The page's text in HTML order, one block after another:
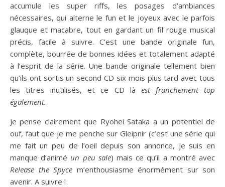
accumule les super riffs, les posages d’ambiances
nécessaires, qui alterne le fun et le joyeux avec le parfois
glauque et macabre, tout en gardant un fil rouge musical
précis, facile à suivre. C’est une bande originale fun,
complète, bourrée de bonnes idées et totalement adapté
à l’esprit de la série. Une bande originale tellement bien
qu’ils ont sortis un second CD six mois plus tard avec tous
les titres inutilisés, et ce CD là est franchement top
également.
Je pense clairement que Ryohei Sataka a un potentiel de
ouf, faut que je me penche sur Gleipnir (c’est une série qui
me fait un peu de l’oeil depuis son annonce, je suis en
manque d’animé un peu sale) mais ce qu’il a montré avec
Release the Spyce m’enthousiasme énormément sur son
avenir. A suivre !